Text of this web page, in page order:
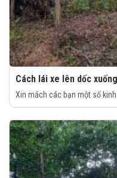
Cách lái xe lên dốc
Xin mách các bạn một số